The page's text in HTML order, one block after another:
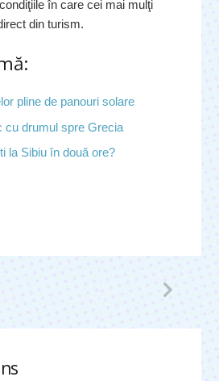
în care cei mai mulţi
din turism.
pline de panouri solare
cu drumul spre Grecia
la Sibiu în două ore?